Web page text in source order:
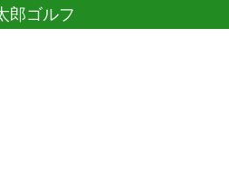
郎ゴルフ